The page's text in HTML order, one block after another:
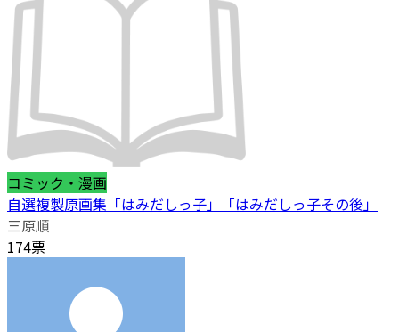
コミック・漫画
自選複製原画集「はみだしっ子」「はみだしっ子その後」
三原順
174票